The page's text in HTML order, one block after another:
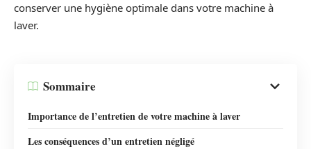
conserver une hygiène optimale dans votre machine à
laver.
Sommaire
Importance de l’entretien de votre machine à laver
Les conséquences d’un entretien négligé